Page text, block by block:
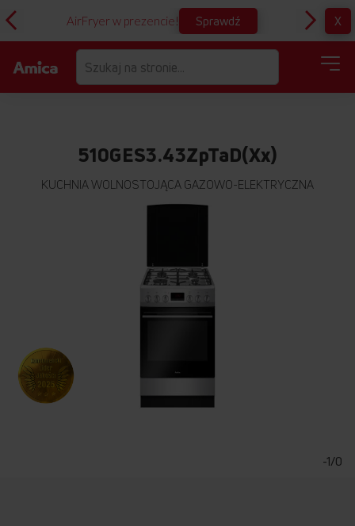
AirFryer w prezencie! Sprawdź X
510GES3.43ZpTaD(Xx)
KUCHNIA WOLNOSTOJĄCA GAZOWO-ELEKTRYCZNA
-1/0